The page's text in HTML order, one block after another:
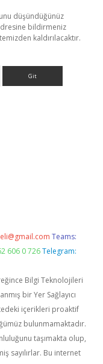
düşündüğünüz
bildirmeniz
kaldırılacaktır.
Teams:
606 0 726 Telegram:
Bilgi Teknolojileri
bir Yer Sağlayıcı
içerikleri proaktif
bulunmamaktadır.
taşımakta olup,
sayılırlar. Bu internet